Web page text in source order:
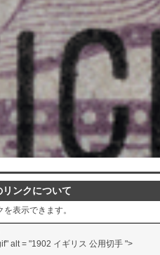
ンクについて
表示できます。